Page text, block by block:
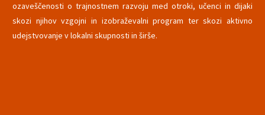
ozaveščenosti o trajnostnem razvoju med otroki, učenci in dijaki
skozi njihov vzgojni in izobraževalni program ter skozi aktivno
udejstvovanje v lokalni skupnosti in širše.